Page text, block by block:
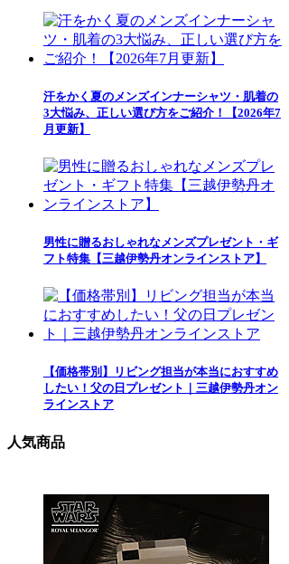
汗をかく夏のメンズインナーシャツ・肌着の
3大悩み、正しい選び方をご紹介！【2026年7
月更新】
男性に贈るおしゃれなメンズプレゼント・ギ
フト特集【三越伊勢丹オンラインストア】
【価格帯別】リビング担当が本当におすすめ
したい！父の日プレゼント｜三越伊勢丹オン
ラインストア
人気商品